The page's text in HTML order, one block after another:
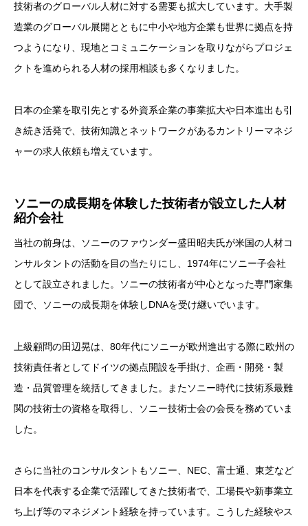
技術者のグローバル人材に対する需要も拡大しています。大手製
造業のグローバル展開とともに中小や地方企業も世界に拠点を持
つようになり、現地とコミュニケーションを取りながらプロジェ
クトを進められる人材の採用相談も多くなりました。
日本の企業を取引先とする外資系企業の事業拡大や日本進出も引
き続き活発で、技術知識とネットワークがあるカントリーマネジ
ャーの求人依頼も増えています。
ソニーの成長期を体験した技術者が設立した人材
紹介会社
当社の前身は、ソニーのファウンダー盛田昭夫氏が米国の人材コ
ンサルタントの活動を目の当たりにし、1974年にソニー子会社
として設立されました。ソニーの技術者が中心となった専門家集
団で、ソニーの成長期を体験しDNAを受け継いでいます。
上級顧問の田辺晃は、80年代にソニーが欧州進出する際に欧州の
技術責任者としてドイツの拠点開設を手掛け、企画・開発・製
造・品質管理を統括してきました。またソニー時代に技術系最難
関の技術士の資格を取得し、ソニー技術士会の会長を務めていま
した。
さらに当社のコンサルタントもソニー、NEC、富士通、東芝など
日本を代表する企業で活躍してきた技術者で、工場長や新事業立
ち上げ等のマネジメント経験を持っています。こうした経験やス